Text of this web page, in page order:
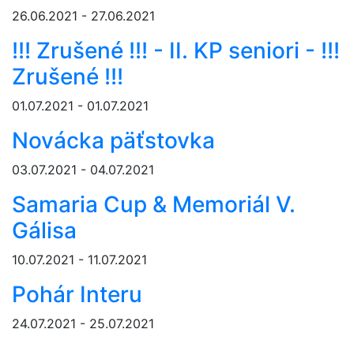
26.06.2021 - 27.06.2021
!!! Zrušené !!! - II. KP seniori - !!!
Zrušené !!!
01.07.2021 - 01.07.2021
Novácka päťstovka
03.07.2021 - 04.07.2021
Samaria Cup & Memoriál V.
Gálisa
10.07.2021 - 11.07.2021
Pohár Interu
24.07.2021 - 25.07.2021